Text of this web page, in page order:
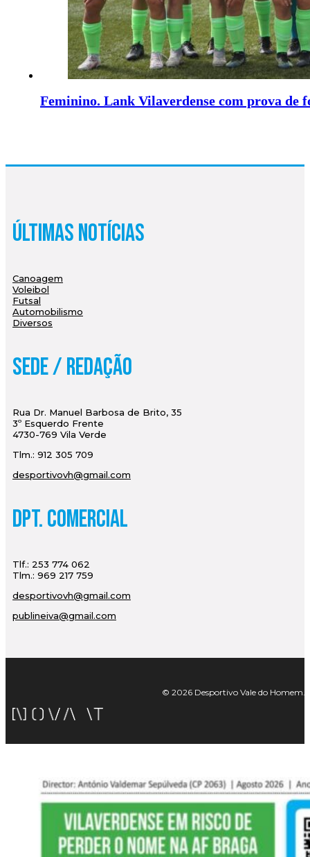
Feminino. Lank Vilaverdense com prova de
Últimas Notícias
Canoagem
Voleibol
Futsal
Automobilismo
Diversos
Sede / Redação
Rua Dr. Manuel Barbosa de Brito, 35
3º Esquerdo Frente
4730-769 Vila Verde
Tlm.: 912 305 709
desportivovh@gmail.com
Dpt. Comercial
Tlf.: 253 774 062
Tlm.: 969 217 759
desportivovh@gmail.com
publineiva@gmail.com
© 2026 Desportivo Vale do Homem.